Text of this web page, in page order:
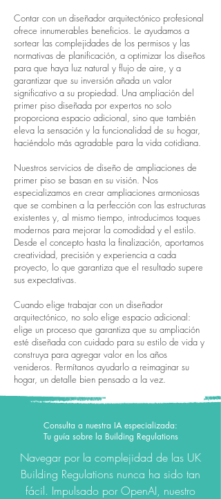
Contar con un diseñador arquitectónico profesional
ofrece innumerables beneficios. Le ayudamos a
sortear las complejidades de los permisos y las
normativas de planificación, a optimizar los diseños
para que haya luz natural y flujo de aire, y a
garantizar que su inversión añada un valor
significativo a su propiedad. Una ampliación del
primer piso diseñada por expertos no solo
proporciona espacio adicional, sino que también
eleva la sensación y la funcionalidad de su hogar,
haciéndolo más agradable para la vida cotidiana.
Nuestros servicios de diseño de ampliaciones de
primer piso se basan en su visión. Nos
especializamos en crear ampliaciones armoniosas
que se combinen a la perfección con las estructuras
existentes y, al mismo tiempo, introducimos toques
modernos para mejorar la comodidad y el estilo.
Desde el concepto hasta la finalización, aportamos
creatividad, precisión y experiencia a cada
proyecto, lo que garantiza que el resultado supere
sus expectativas.
Cuando elige trabajar con un diseñador
arquitectónico, no solo elige espacio adicional:
elige un proceso que garantiza que su ampliación
esté diseñada con cuidado para su estilo de vida y
construya para agregar valor en los años
venideros. Permítanos ayudarlo a reimaginar su
hogar, un detalle bien pensado a la vez.
Consulta a nuestra IA especializada:
Tu guía sobre la Building Regulations
Navegar por la complejidad de las UK
Building Regulations nunca ha sido tan
fácil. Impulsado por OpenAI, nuestro